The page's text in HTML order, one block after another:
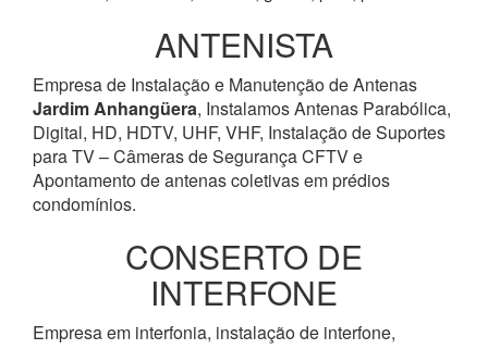
ANTENISTA
Empresa de Instalação e Manutenção de Antenas
Jardim Anhangüera, Instalamos Antenas Parabólica,
Digital, HD, HDTV, UHF, VHF, Instalação de Suportes
para TV – Câmeras de Segurança CFTV e
Apontamento de antenas coletivas em prédios
condomínios.
CONSERTO DE
INTERFONE
Empresa em interfonia, instalação de interfone,